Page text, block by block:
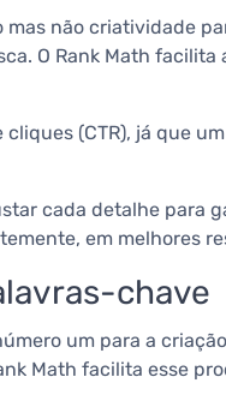
não criatividade
O Rank Math
(CTR), já que
cada detalhe
em melhores
chave
um para a
Math facilita esse